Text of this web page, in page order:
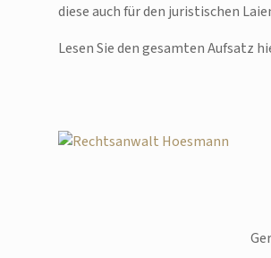
diese auch für den juristischen
Lesen Sie den gesamten Aufsatz